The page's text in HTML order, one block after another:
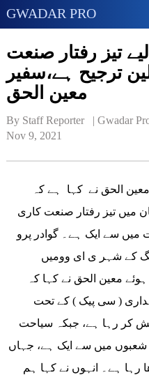
GWADAR PRO
تیز رفتار صنعت
ترجیح ہے،سفیر
معین الحق
By Staff Reporter   | Gwadar
Nov 9, 2021
میں تیز رفتار صنعت کاری
میں سے ایک ہے۔ گوادر پرو
کے شہر ی ای وومیں
معین الحق نے کہا کہ
( سی پیک ) کے تحت
کر رہا ہے، جبکہ سیاحت
شعبوں میں سے ایک ہے، جہاں
رہا ہے۔ انہوں نے کہا ہم